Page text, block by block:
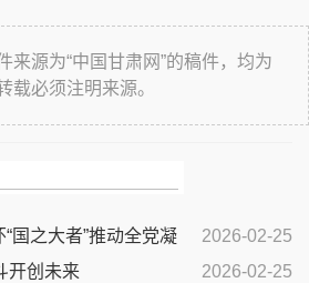
来源为“中国甘肃网”的稿件，均为
载必须注明来源。
2026-02-25
“国之大者”推动全党凝
时期目标任务
2026-02-25
开创未来